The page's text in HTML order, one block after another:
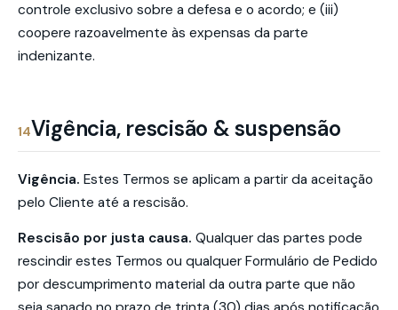
controle exclusivo sobre a defesa e o acordo; e (iii)
coopere razoavelmente às expensas da parte
indenizante.
14Vigência, rescisão & suspensão
Vigência. Estes Termos se aplicam a partir da aceitação
pelo Cliente até a rescisão.
Rescisão por justa causa. Qualquer das partes pode
rescindir estes Termos ou qualquer Formulário de Pedido
por descumprimento material da outra parte que não